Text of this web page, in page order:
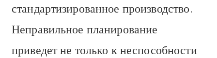
стандартизированное производство.
Неправильное планирование
приведет не только к неспособности